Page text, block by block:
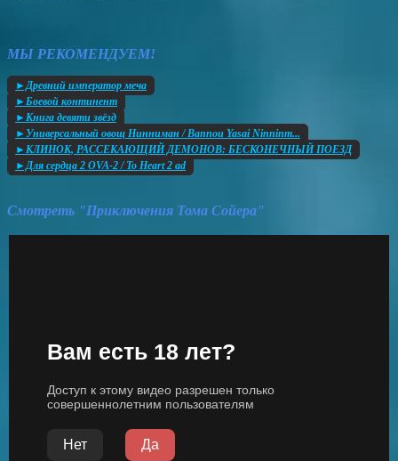
МЫ РЕКОМЕНДУЕМ!
►Древний император меча
►Боевой континент
►Книга девяти звёзд
►Универсальный овощ Нинниман / Bannou Yasai Ninninm...
►КЛИНОК, РАССЕКАЮЩИЙ ДЕМОНОВ: БЕСКОНЕЧНЫЙ ПОЕЗД
►Для сердца 2 OVA-2 / To Heart 2 ad
Смотреть "Приключения Тома Сойера"